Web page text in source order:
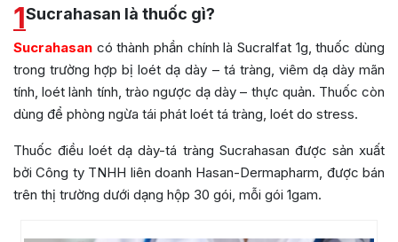
1Sucrahasan là thuốc gì?
Sucrahasan có thành phần chính là Sucralfat 1g, thuốc dùng
trong trường hợp bị loét dạ dày – tá tràng, viêm dạ dày mãn
tính, loét lành tính, trào ngược dạ dày – thực quản. Thuốc còn
dùng để phòng ngừa tái phát loét tá tràng, loét do stress.
Thuốc điều loét dạ dày-tá tràng Sucrahasan được sản xuất
bởiCông ty TNHH liên doanh Hasan-Dermapharm, được bán
trên thị trường dưới dạng hộp 30 gói, mỗi gói 1gam.